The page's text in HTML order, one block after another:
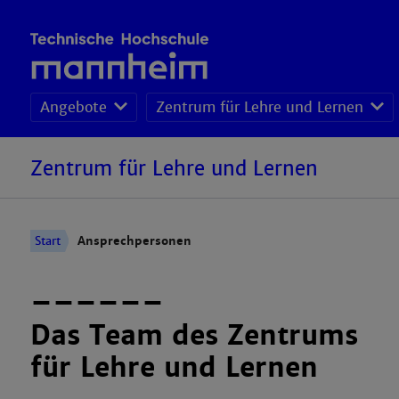
Angebote Zentrum für Lehre und Lernen
Zentrum für Lehre und Lernen
Start Ansprechpersonen
––––––
Das Team des Zentrums
für Lehre und Lernen